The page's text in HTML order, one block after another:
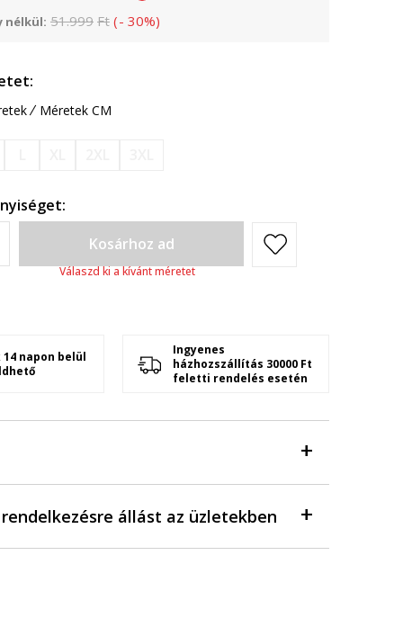
nélkül: 51.999 Ft (- 30%)
Méretek CM
Kosárhoz ad
Válaszd ki a kívánt méretet
napon belül
Ingyenes
házhozszállítás 30000 Ft
feletti rendelés esetén
állást az üzletekben